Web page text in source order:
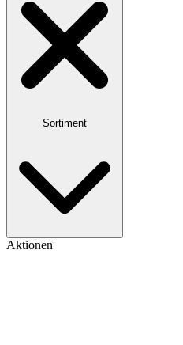
Sortiment
Aktionen